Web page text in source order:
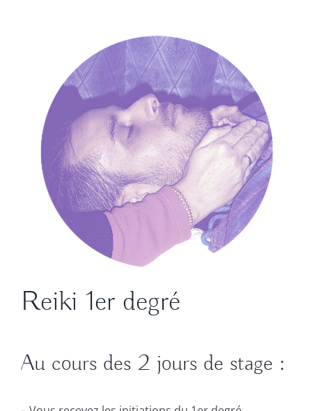
Reiki 1er degré
Au cours des 2 jours de stage :